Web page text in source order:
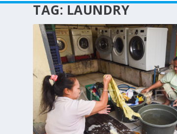
TAG: LAUNDRY